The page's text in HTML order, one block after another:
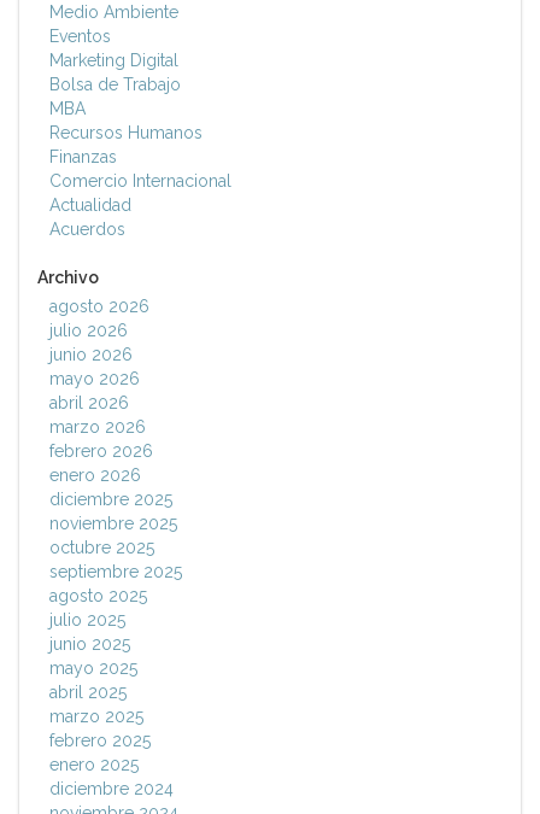
Medio Ambiente
Eventos
Marketing Digital
Bolsa de Trabajo
MBA
Recursos Humanos
Finanzas
Comercio Internacional
Actualidad
Acuerdos
Archivo
agosto 2026
julio 2026
junio 2026
mayo 2026
abril 2026
marzo 2026
febrero 2026
enero 2026
diciembre 2025
noviembre 2025
octubre 2025
septiembre 2025
agosto 2025
julio 2025
junio 2025
mayo 2025
abril 2025
marzo 2025
febrero 2025
enero 2025
diciembre 2024